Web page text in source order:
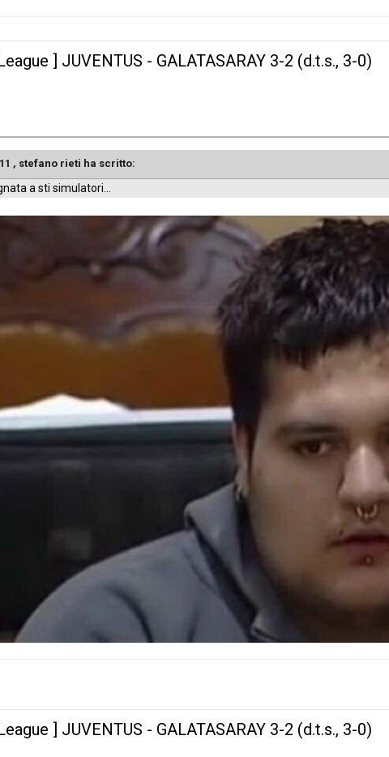
] JUVENTUS - GALATASARAY 3-2 (d.t.s., 3-0)
, stefano rieti ha scritto:
a sti simulatori…
] JUVENTUS - GALATASARAY 3-2 (d.t.s., 3-0)